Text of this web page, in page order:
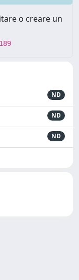
o creare un
ND
ND
ND